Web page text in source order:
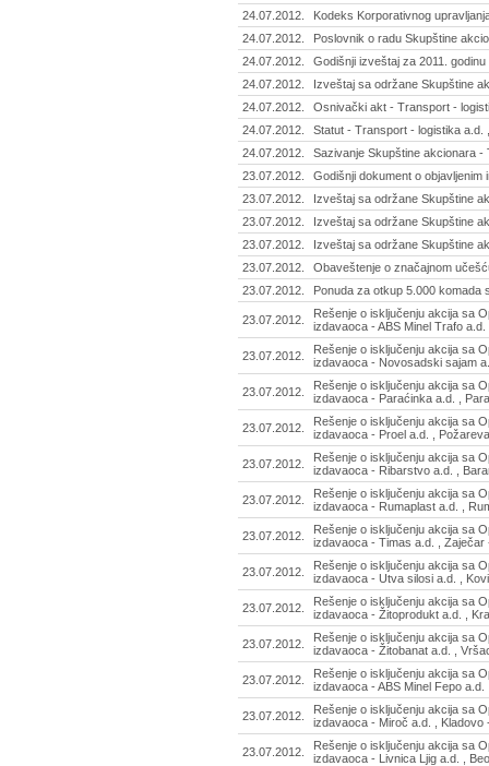
24.07.2012.
Kodeks Korporativnog
24.07.2012.
Poslovnik o radu Skupštine
24.07.2012.
Godišnji izveštaj za 2011.
24.07.2012.
Izveštaj sa održane Skupštine
24.07.2012.
Osnivački akt - Transport -
24.07.2012.
Statut - Transport - logistika a.d.
24.07.2012.
Sazivanje Skupštine akcionara
23.07.2012.
Godišnji dokument o
23.07.2012.
Izveštaj sa održane Skupštine
23.07.2012.
Izveštaj sa održane Skupštine
23.07.2012.
Izveštaj sa održane Skupštine
23.07.2012.
Obaveštenje o značajnom
23.07.2012.
Ponuda za otkup 5.000 komada
23.07.2012.
Rešenje o isključenju akcija sa
izdavaoca - ABS Minel Trafo
23.07.2012.
Rešenje o isključenju akcija sa
izdavaoca - Novosadski sajam
23.07.2012.
Rešenje o isključenju akcija sa
izdavaoca - Paraćinka a.d. ,
23.07.2012.
Rešenje o isključenju akcija sa
izdavaoca - Proel a.d. ,
23.07.2012.
Rešenje o isključenju akcija sa
izdavaoca - Ribarstvo a.d. ,
23.07.2012.
Rešenje o isključenju akcija sa
izdavaoca - Rumaplast a.d. ,
23.07.2012.
Rešenje o isključenju akcija sa
izdavaoca - Timas a.d. , Zaječar
23.07.2012.
Rešenje o isključenju akcija sa
izdavaoca - Utva silosi a.d. ,
23.07.2012.
Rešenje o isključenju akcija sa
izdavaoca - Žitoprodukt a.d. ,
23.07.2012.
Rešenje o isključenju akcija sa
izdavaoca - Žitobanat a.d. ,
23.07.2012.
Rešenje o isključenju akcija sa
izdavaoca - ABS Minel Fepo
23.07.2012.
Rešenje o isključenju akcija sa
izdavaoca - Miroč a.d. , Kladovo
23.07.2012.
Rešenje o isključenju akcija sa
izdavaoca - Livnica Ljig a.d. ,